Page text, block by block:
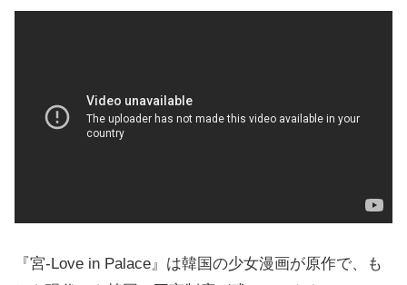
『宮-Love in Palace』は韓国の少女漫画が原作で、も